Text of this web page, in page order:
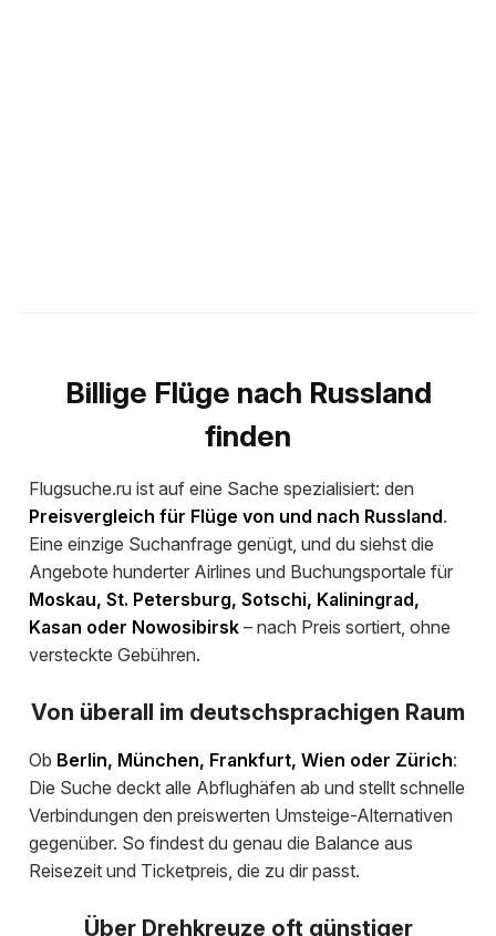
Billige Flüge nach Russland
finden
Flugsuche.ru ist auf eine Sache spezialisiert: den
Preisvergleich für Flüge von und nach Russland.
Eine einzige Suchanfrage genügt, und du siehst die
Angebote hunderter Airlines und Buchungsportale für
Moskau, St. Petersburg, Sotschi, Kaliningrad,
Kasan oder Nowosibirsk – nach Preis sortiert, ohne
versteckte Gebühren.
Von überall im deutschsprachigen Raum
Ob Berlin, München, Frankfurt, Wien oder Zürich:
Die Suche deckt alle Abflughäfen ab und stellt schnelle
Verbindungen den preiswerten Umsteige-Alternativen
gegenüber. So findest du genau die Balance aus
Reisezeit und Ticketpreis, die zu dir passt.
Über Drehkreuze oft günstiger